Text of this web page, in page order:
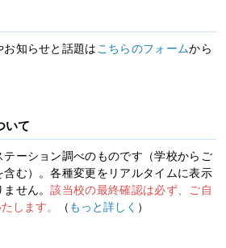
知らせと話題は こちらのフォームから
いて
テーション調べのものです（学校からご
む）。各種変更をリアルタイムに表示
ません。該当校の最終確認は必ず、ご自
します。
（ もっと詳しく ）